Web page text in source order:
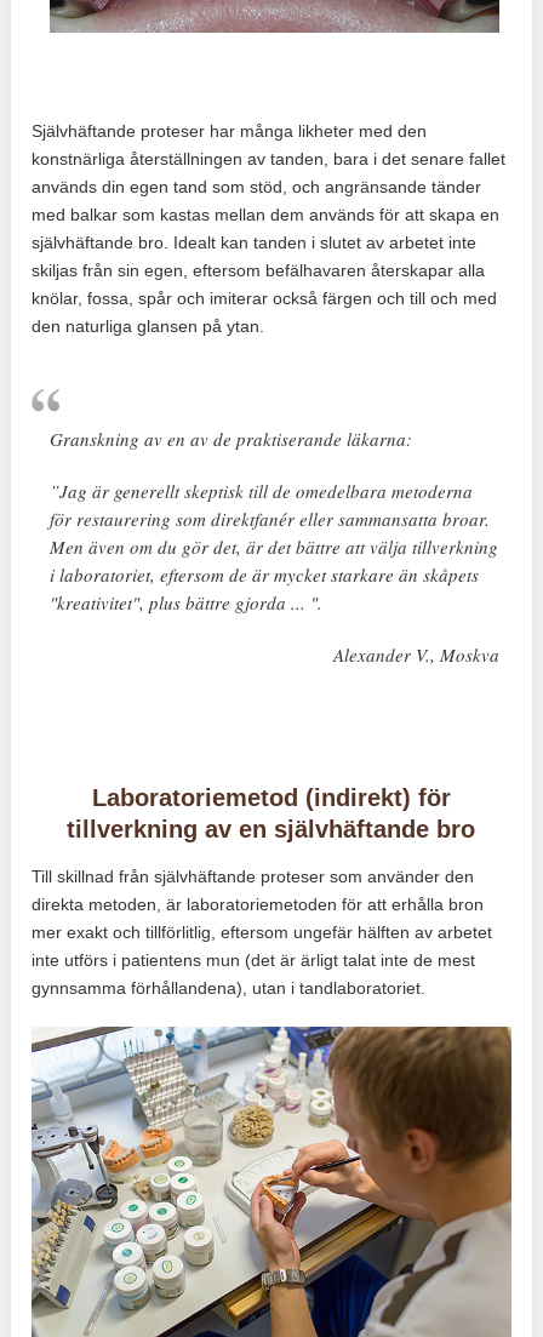
Självhäftande proteser har många likheter med den
konstnärliga återställningen av tanden, bara i det senare fallet
används din egen tand som stöd, och angränsande tänder
med balkar som kastas mellan dem används för att skapa en
självhäftande bro. Idealt kan tanden i slutet av arbetet inte
skiljas från sin egen, eftersom befälhavaren återskapar alla
knölar, fossa, spår och imiterar också färgen och till och med
den naturliga glansen på ytan.
Granskning av en av de praktiserande läkarna:
”Jag är generellt skeptisk till de omedelbara metoderna
för restaurering som direktfanér eller sammansatta broar.
Men även om du gör det, är det bättre att välja tillverkning
i laboratoriet, eftersom de är mycket starkare än skåpets
"kreativitet", plus bättre gjorda ... ".
Alexander V., Moskva
Laboratoriemetod (indirekt) för
tillverkning av en självhäftande bro
Till skillnad från självhäftande proteser som använder den
direkta metoden, är laboratoriemetoden för att erhålla bron
mer exakt och tillförlitlig, eftersom ungefär hälften av arbetet
inte utförs i patientens mun (det är ärligt talat inte de mest
gynnsamma förhållandena), utan i tandlaboratoriet.